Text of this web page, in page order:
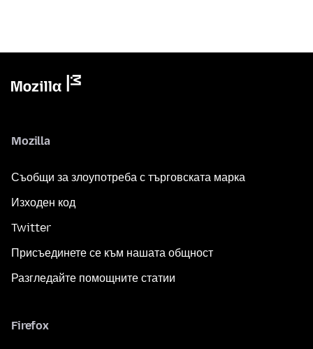
Mozilla
Съобщи за злоупотреба с търговската марка
Изходен код
Twitter
Присъединете се към нашата общност
Разгледайте помощните статии
Firefox